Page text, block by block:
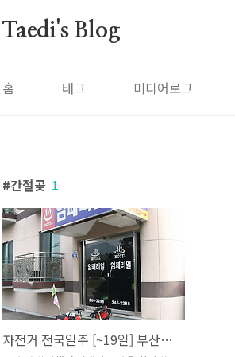
Taedi's Blog
홈 태그 미디어로그
간절곶 1
자전거 전국일주 [~19일] 부산을 돌아서 간절곶까지 109.5km